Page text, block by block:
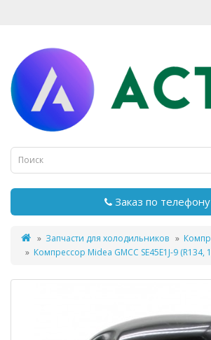
Заказ по телефону
Запчасти для холодильников
Компрессор Midea GMCC SE45E1J-9 (R134,